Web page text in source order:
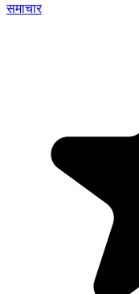
समाचार